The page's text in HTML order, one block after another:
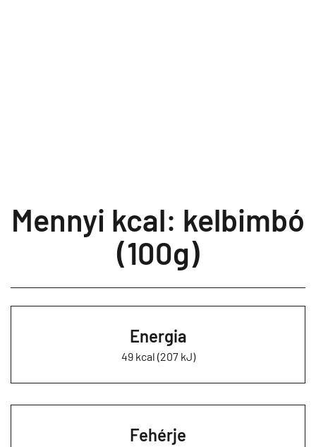
Mennyi kcal: kelbimbó
(100g)
Energia
49 kcal (207 kJ)
Fehérje